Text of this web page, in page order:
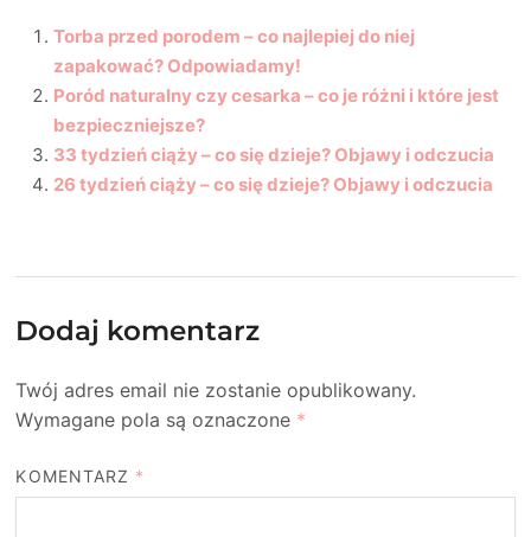
Torba przed porodem – co najlepiej do niej
zapakować? Odpowiadamy!
Poród naturalny czy cesarka – co je różni i które jest
bezpieczniejsze?
33 tydzień ciąży – co się dzieje? Objawy i odczucia
26 tydzień ciąży – co się dzieje? Objawy i odczucia
Dodaj komentarz
Twój adres email nie zostanie opublikowany.
Wymagane pola są oznaczone *
KOMENTARZ *